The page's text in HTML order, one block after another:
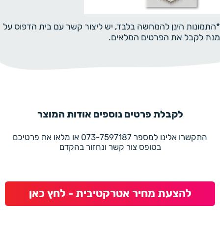
*התמונות הינן להמחשה בלבד, יש ליצור קשר עם בית הדפוס על
מנת לקבל את הפרטים המלאים.
לקבלת פרטים נוספים אודות המוצר
התקשרו אלינו למספר 073-7597187 או מלאו את פרטיכם
בטופס צור קשר ונחזור בהקדם
להצעת מחיר אטרקטיבית - לחץ כאן